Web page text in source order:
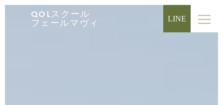
QOLスクール
フェールマヴィ
LINE